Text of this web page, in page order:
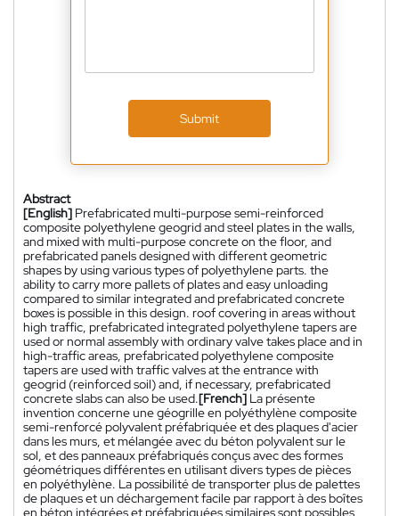
Submit
Abstract
[English] Prefabricated multi-purpose semi-reinforced
composite polyethylene geogrid and steel plates in the walls,
and mixed with multi-purpose concrete on the floor, and
prefabricated panels designed with different geometric
shapes by using various types of polyethylene parts. the
ability to carry more pallets of plates and easy unloading
compared to similar integrated and prefabricated concrete
boxes is possible in this design. roof covering in areas without
high traffic, prefabricated integrated polyethylene tapers are
used or normal assembly with ordinary valve takes place and in
high-traffic areas, prefabricated polyethylene composite
tapers are used with traffic valves at the entrance with
geogrid (reinforced soil) and, if necessary, prefabricated
concrete slabs can also be used.[French] La présente
invention concerne une géogrille en polyéthylène composite
semi-renforcé polyvalent préfabriquée et des plaques d'acier
dans les murs, et mélangée avec du béton polyvalent sur le
sol, et des panneaux préfabriqués conçus avec des formes
géométriques différentes en utilisant divers types de pièces
en polyéthylène. La possibilité de transporter plus de palettes
de plaques et un déchargement facile par rapport à des boîtes
en béton intégrées et préfabriquées similaires sont possibles